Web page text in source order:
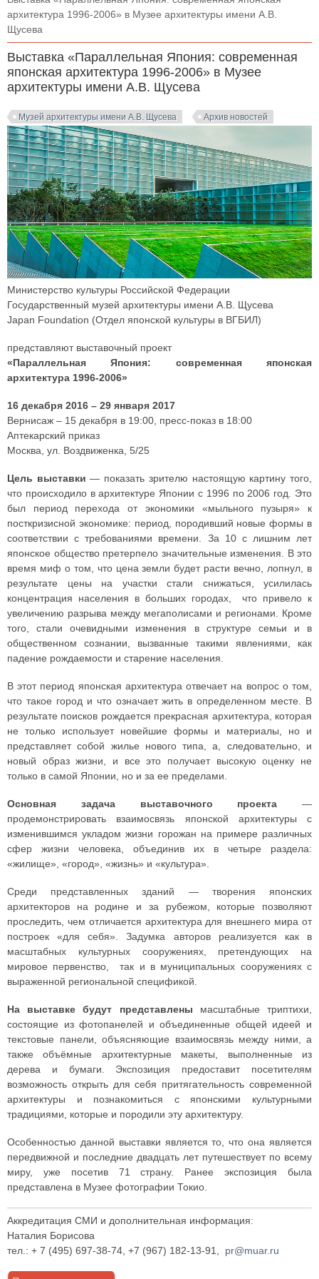
архитектура 1996-2006» в Музее архитектуры имени А.В.
Щусева
Выставка «Параллельная Япония: современная
японская архитектура 1996-2006» в Музее
архитектуры имени А.В. Щусева
Музей архитектуры имени А.В. Щусева Архив новостей
Министерство культуры Российской Федерации
Государственный музей архитектуры имени А.В. Щусева
Japan Foundation (Отдел японской культуры в ВГБИЛ)
представляют выставочный проект
«Параллельная Япония: современная японская
архитектура 1996-2006»
16 декабря 2016 – 29 января 2017
Вернисаж – 15 декабря в 19:00, пресс-показ в 18:00
Аптекарский приказ
Москва, ул. Воздвиженка, 5/25
Цель выставки — показать зрителю настоящую картину того,
что происходило в архитектуре Японии с 1996 по 2006 год. Это
был период перехода от экономики «мыльного пузыря» к
посткризисной экономике: период, породивший новые формы в
соответствии с требованиями времени. За 10 с лишним лет
японское общество претерпело значительные изменения. В это
время миф о том, что цена земли будет расти вечно, лопнул, в
результате цены на участки стали снижаться, усилилась
концентрация населения в больших городах, что привело к
увеличению разрыва между мегаполисами и регионами. Кроме
того, стали очевидными изменения в структуре семьи и в
общественном сознании, вызванные такими явлениями, как
падение рождаемости и старение населения.
В этот период японская архитектура отвечает на вопрос о том,
что такое город и что означает жить в определенном месте. В
результате поисков рождается прекрасная архитектура, которая
не только использует новейшие формы и материалы, но и
представляет собой жилье нового типа, а, следовательно, и
новый образ жизни, и все это получает высокую оценку не
только в самой Японии, но и за ее пределами.
Основная задача выставочного проекта —
продемонстрировать взаимосвязь японской архитектуры с
изменившимся укладом жизни горожан на примере различных
сфер жизни человека, объединив их в четыре раздела:
«жилище», «город», «жизнь» и «культура».
Среди представленных зданий — творения японских
архитекторов на родине и за рубежом, которые позволяют
проследить, чем отличается архитектура для внешнего мира от
построек «для себя». Задумка авторов реализуется как в
масштабных культурных сооружениях, претендующих на
мировое первенство, так и в муниципальных сооружениях с
выраженной региональной спецификой.
На выставке будут представлены масштабные триптихи,
состоящие из фотопанелей и объединенные общей идеей и
текстовые панели, объясняющие взаимосвязь между ними, а
также объёмные архитектурные макеты, выполненные из
дерева и бумаги. Экспозиция предоставит посетителям
возможность открыть для себя притягательность современной
архитектуры и познакомиться с японскими культурными
традициями, которые и породили эту архитектуру.
Особенностью данной выставки является то, что она является
передвижной и последние двадцать лет путешествует по всему
миру, уже посетив 71 страну. Ранее экспозиция была
представлена в Музее фотографии Токио.
Аккредитация СМИ и дополнительная информация:
Наталия Борисова
тел.: + 7 (495) 697-38-74, +7 (967) 182-13-91, pr@muar.ru